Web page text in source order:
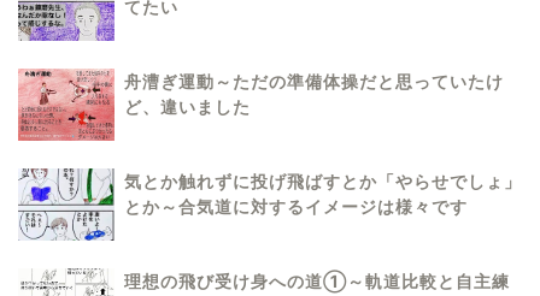
てたい
舟漕ぎ運動～ただの準備体操だと思っていたけ
ど、違いました
気とか触れずに投げ飛ばすとか「やらせでしょ」
とか～合気道に対するイメージは様々です
理想の飛び受け身への道①～軌道比較と自主練